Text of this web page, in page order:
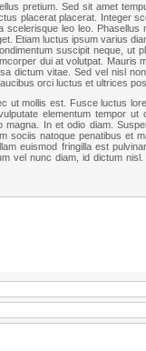
pretium. Sed sit amet
placerat placerat. Integer
leo leo. Phasellus
Etiam luctus ipsum varius
suscipit neque, ut
dui at volutpat. Mauris
dictum vitae. Sed vel nisl
orci luctus et ultrices
ut mollis est. Fusce luctus
elementum tempor ut
In et odio diam.
sociis natoque penatibus et
euismod fringilla est
vel nunc diam, id dictum